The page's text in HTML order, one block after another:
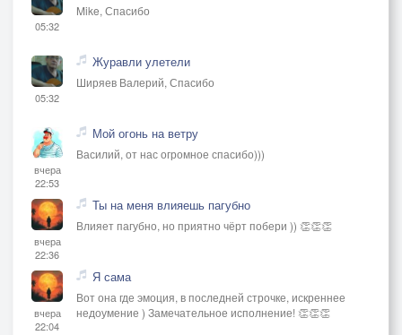
05:32
Mike, Спасибо
05:32
Журавли улетели
Ширяев Валерий, Спасибо
вчера
22:53
Мой огонь на ветру
Василий, от нас огромное спасибо)))
вчера
22:36
Ты на меня влияешь пагубно
Влияет пагубно, но приятно чёрт побери )) 👏👏👏
вчера
22:04
Я сама
Вот она где эмоция, в последней строчке, искреннее
недоумение ) Замечательное исполнение! 👏👏👏